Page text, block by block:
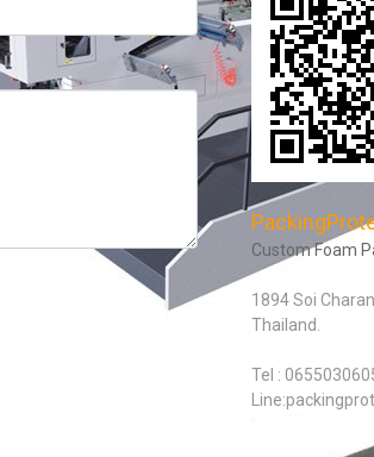
Custom Foam
1894 Soi
Thailand.
Tel :